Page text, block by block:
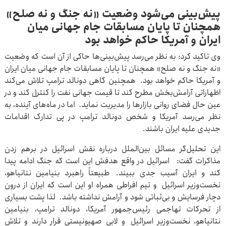
پیش‌بینی می‌شود وضعیت «نه جنگ و نه صلح»
همچنان تا پایان مسابقات جام جهانی میان
ایران و آمریکا حاکم خواهد بود
وی تاکید کرد: به نظر می‌رسد پیش‌بینی‌ها حاکی از آن است که وضعیت
«نه جنگ و نه صلح» همچنان تا پایان مسابقات جام جهانی میان ایران
و آمریکا حاکم خواهد بود. همچنین گاهی دونالد ترامپ تلاش می‌کند
اظهاراتی آرامش‌بخش مطرح کند تا قیمت جهانی نفت را کنترل کند و در
عین حال فضای روانی بازارها را مدیریت نماید. اما در ماه‌های آینده، به
نظر می‌رسد آمریکا و شخص دونالد ترامپ در پی تدارک اقدامات
جدیدی علیه ایران باشند.
این تحلیل‌گر مسائل بین‌الملل درباره نقش اسرائیل در برهم زدن
مذاکرات گفت: اسرائیل در واقع هدفش این است که جنگ ادامه پیدا
کند و ایران آسیب جدی ببیند. طبیعتاً راهبرد بنیامین نتانیاهو،
نخست‌وزیر اسرائیل و تیم افراطی همراه او این است که ایران از درون
دچار فرسایش و بی‌ثباتی شود و آرامش نداشته باشد. لذا پشت بسیاری
از تحرکات تهاجمی رئیس‌جمهور آمریکا، دونالد ترامپ، بنیامین
نتانیاهو، نخست‌وزیر اسرائیل و لابی صهیونیستی قرار دارند و تلاش